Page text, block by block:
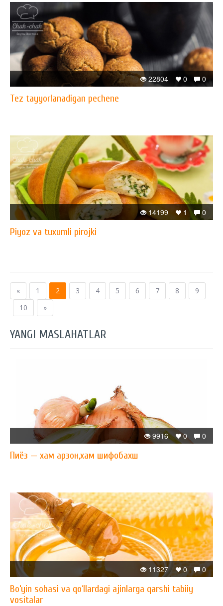
0
0
22804
Tez tayyorlanadigan pechene
0
1
14199
Piyoz va tuxumli pirojki
« 1 2 3 4 5 6 7 8
9
10
»
YANGI MASLAHATLAR
0
0
9916
Пиёз — xам арзон,xам шифобахш
0
0
11327
Bo‘yin sohasi va qo‘llardagi ajinlarga qarshi tabiiy
vositalar